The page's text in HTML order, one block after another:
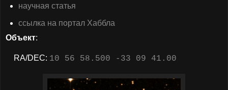
научная статья
ссылка на портал Хаббла
Объект:
RA/DEC: 10 56 58.500 -33 09 41.00